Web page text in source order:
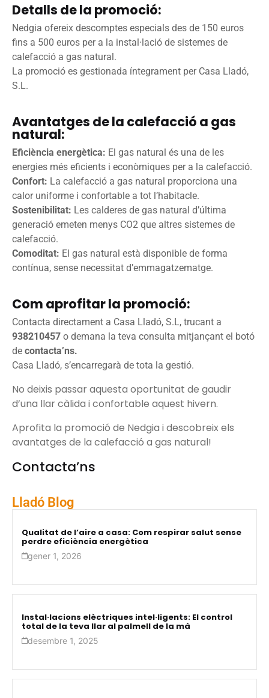
Detalls de la promoció:
Nedgia ofereix descomptes especials des de 150 euros
fins a 500 euros per a la instal·lació de sistemes de
calefacció a gas natural.
La promoció es gestionada íntegrament per Casa Lladó,
S.L.
Avantatges de la calefacció a gas
natural:
Eficiència energètica: El gas natural és una de les
energies més eficients i econòmiques per a la calefacció.
Confort: La calefacció a gas natural proporciona una
calor uniforme i confortable a tot l’habitacle.
Sostenibilitat: Les calderes de gas natural d’última
generació emeten menys CO2 que altres sistemes de
calefacció.
Comoditat: El gas natural està disponible de forma
contínua, sense necessitat d’emmagatzematge.
Com aprofitar la promoció:
Contacta directament a Casa Lladó, S.L, trucant a
938210457 o demana la teva consulta mitjançant el botó
de contacta’ns.
Casa Lladó, s’encarregarà de tota la gestió.
No deixis passar aquesta oportunitat de gaudir
d’una llar càlida i confortable aquest hivern.
Aprofita la promoció de Nedgia i descobreix els
avantatges de la calefacció a gas natural!
Contacta’ns
Lladó Blog
Qualitat de l’aire a casa: Com respirar salut sense
perdre eficiència energètica
gener 1, 2026
Instal·lacions elèctriques intel·ligents: El control
total de la teva llar al palmell de la mà
desembre 1, 2025